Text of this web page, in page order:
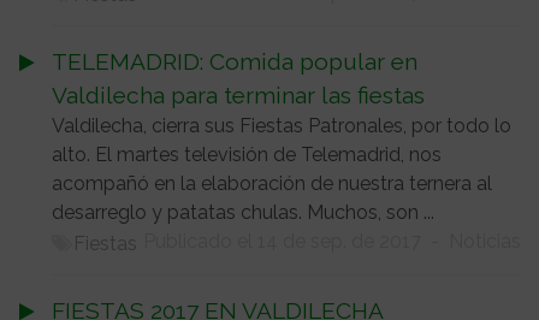
TELEMADRID: Comida popular en
Valdilecha para terminar las fiestas
Valdilecha, cierra sus Fiestas Patronales, por todo lo
alto. El martes televisión de Telemadrid, nos
acompañó en la elaboración de nuestra ternera al
desarreglo y patatas chulas. Muchos, son ...
Fiestas
FIESTAS 2017 EN VALDILECHA